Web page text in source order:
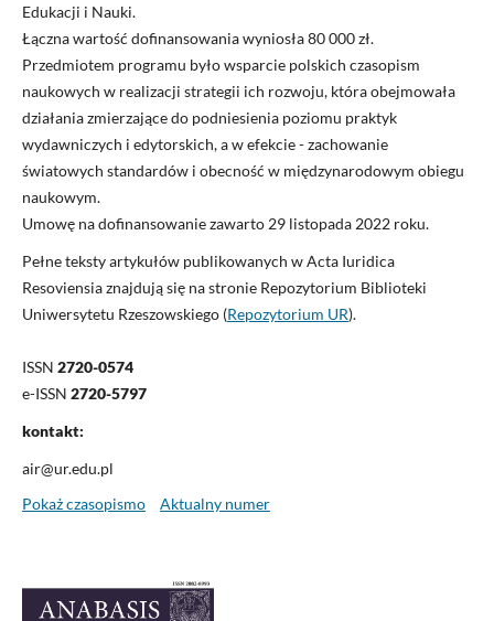
Edukacji i Nauki.
Łączna wartość dofinansowania wyniosła 80 000 zł.
Przedmiotem programu było wsparcie polskich czasopism
naukowych w realizacji strategii ich rozwoju, która obejmowała
działania zmierzające do podniesienia poziomu praktyk
wydawniczych i edytorskich, a w efekcie - zachowanie
światowych standardów i obecność w międzynarodowym obiegu
naukowym.
Umowę na dofinansowanie zawarto 29 listopada 2022 roku.
Pełne teksty artykułów publikowanych w Acta Iuridica
Resoviensia znajdują się na stronie Repozytorium Biblioteki
Uniwersytetu Rzeszowskiego (Repozytorium UR).
ISSN 2720-0574
e-ISSN 2720-5797
kontakt:
air@ur.edu.pl
Pokaż czasopismo
Aktualny numer